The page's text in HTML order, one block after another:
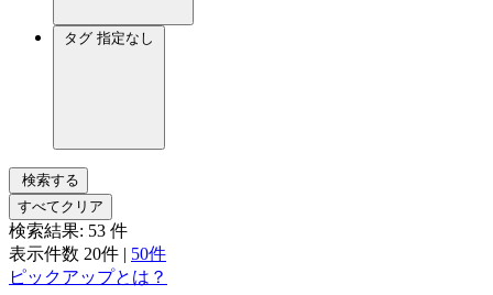
タグ 指定なし
検索する
すべてクリア
検索結果: 53 件
表示件数 20件 | 50件
ピックアップとは？